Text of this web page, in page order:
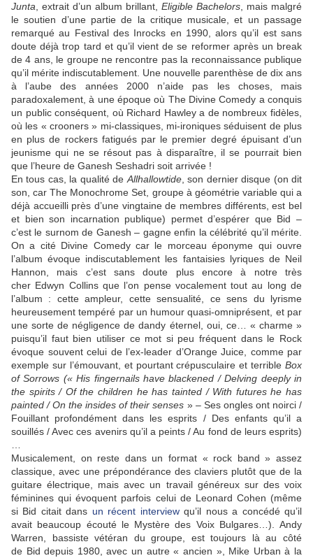
Junta , extrait d’un album brillant, Eligible Bachelors , mais malgré
le soutien d’une partie de la critique musicale, et un passage
remarqué au Festival des Inrocks en 1990, alors qu’il est sans
doute déjà trop tard et qu’il vient de se reformer après un break
de 4 ans, le groupe ne rencontre pas la reconnaissance publique
qu’il mérite indiscutablement. Une nouvelle parenthèse de dix ans
à l’aube des années 2000 n’aide pas les choses, mais
paradoxalement, à une époque où The Divine Comedy a conquis
un public conséquent, où Richard Hawley a de nombreux fidèles,
où les « crooners » mi-classiques, mi-ironiques séduisent de plus
en plus de rockers fatigués par le premier degré épuisant d’un
jeunisme qui ne se résout pas à disparaître, il se pourrait bien
que l’heure de Ganesh Seshadri soit arrivée !
En tous cas, la qualité de Allhallowtide, son dernier disque (on dit
son, car The Monochrome Set, groupe à géométrie variable qui a
déjà accueilli près d’une vingtaine de membres différents, est bel
et bien son incarnation publique) permet d’espérer que Bid –
c’est le surnom de Ganesh – gagne enfin la célébrité qu’il mérite.
On a cité Divine Comedy car le morceau éponyme qui ouvre
l’album évoque indiscutablement les fantaisies lyriques de Neil
Hannon, mais c’est sans doute plus encore à notre très
cher Edwyn Collins que l’on pense vocalement tout au long de
l’album : cette ampleur, cette sensualité, ce sens du lyrisme
heureusement tempéré par un humour quasi-omniprésent, et par
une sorte de négligence de dandy éternel, oui, ce… « charme »
puisqu’il faut bien utiliser ce mot si peu fréquent dans le Rock
évoque souvent celui de l’ex-leader d’Orange Juice, comme par
exemple sur l’émouvant, et pourtant crépusculaire et terrible Box
of Sorrows (« His fingernails have blackened / Delving deeply in
the spirits / Of the children he has tainted / With futures he has
painted / On the insides of their senses » – Ses ongles ont noirci /
Fouillant profondément dans les esprits / Des enfants qu’il a
souillés / Avec ces avenirs qu’il a peints / Au fond de leurs esprits)
Musicalement, on reste dans un format « rock band » assez
classique, avec une prépondérance des claviers plutôt que de la
guitare électrique, mais avec un travail généreux sur des voix
féminines qui évoquent parfois celui de Leonard Cohen (même
si Bid citait dans un récent interviewqu’il nous a concédé qu’il
avait beaucoup écouté le Mystère des Voix Bulgares…). Andy
Warren, bassiste vétéran du groupe, est toujours là au côté
de Bid depuis 1980, avec un autre « ancien », Mike Urban à la